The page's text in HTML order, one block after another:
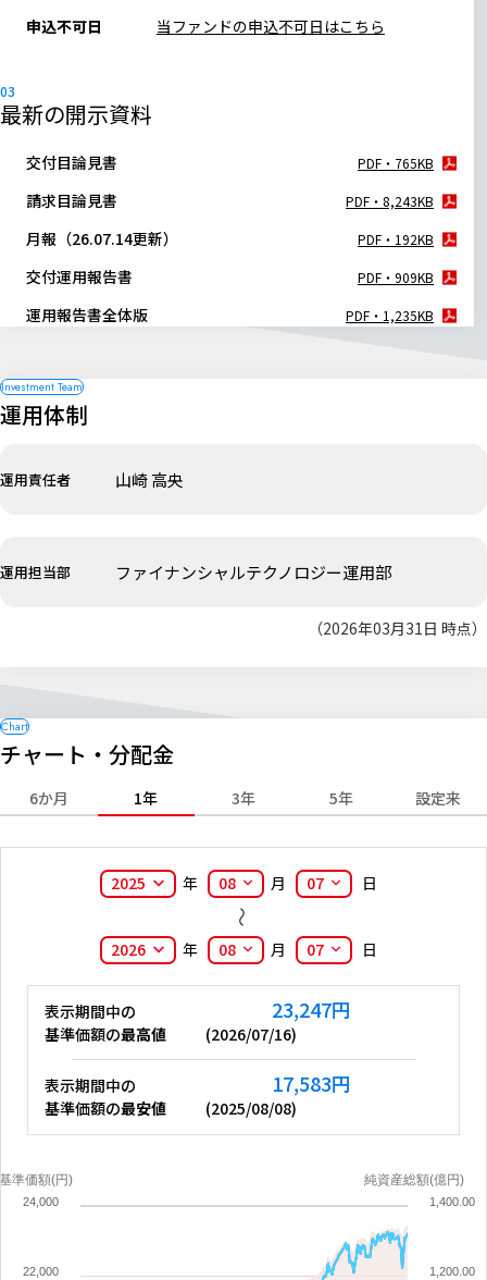
申込不可日
当ファンドの申込不可日はこちら
最新の開示資料
交付目論見書 PDF・765KB
請求目論見書 PDF・8,243KB
月報（26.07.14更新） PDF・192KB
交付運用報告書 PDF・909KB
運用報告書全体版 PDF・1,235KB
運用体制
運用責任者 山崎 高央
運用担当部 ファイナンシャルテクノロジー運用部
（2026年03月31日 時点）
チャート・分配金
6か月 1年 3年 5年 設定来
2025 年 08 月 07 日
2026 年 08 月 07 日
表示期間中の
基準価額の最高値
23,247円
(2026/07/16)
表示期間中の
基準価額の最安値
17,583円
(2025/08/08)
基準価額(円) 純資産総額(億円)
22,000
24,000
1,200.00
1,400.00